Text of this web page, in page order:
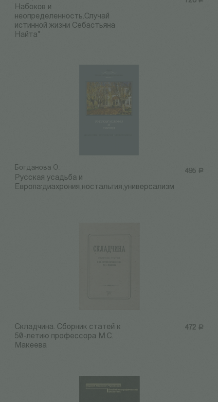
Набоков и
неопределенность.Случай
истинной жизни Себастьяна
Найта"
495 Р
Богданова О.
Русская усадьба и
Европа:диахрония,ностальгия,универсализм
472 Р
Складчина. Сборник статей к
50-летию профессора М.С.
Макеева